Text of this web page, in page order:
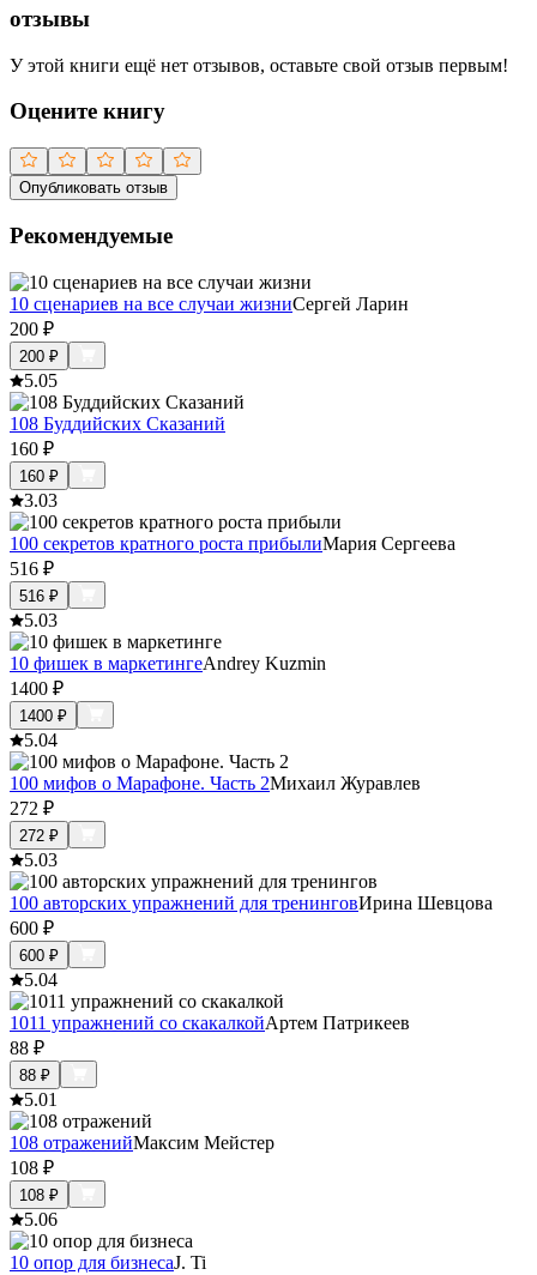
отзывы
У этой книги ещё нет отзывов, оставьте свой отзыв первым!
Оцените книгу
Опубликовать отзыв
Рекомендуемые
10 сценариев на все случаи жизниСергей Ларин
200 ₽
200 ₽
5.05
108 Буддийских Сказаний
160 ₽
160 ₽
3.03
100 секретов кратного роста прибылиМария Сергеева
516 ₽
516 ₽
5.03
10 фишек в маркетингеAndrey Kuzmin
1400 ₽
1400 ₽
5.04
100 мифов о Марафоне. Часть 2Михаил Журавлев
272 ₽
272 ₽
5.03
100 авторских упражнений для тренинговИрина Шевцова
600 ₽
600 ₽
5.04
1011 упражнений со скакалкойАртем Патрикеев
88 ₽
88 ₽
5.01
108 отраженийМаксим Мейстер
108 ₽
108 ₽
5.06
10 опор для бизнесаJ. Ti